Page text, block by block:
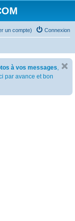
Connexion
un compte)
à vos messages,
par avance et bon